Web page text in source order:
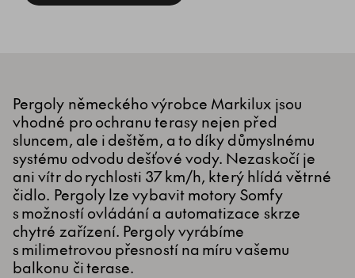
Pergoly německého výrobce Markilux jsou
vhodné pro ochranu terasy nejen před
sluncem, ale i deštěm, a to díky důmyslnému
systému odvodu dešťové vody. Nezaskočí je
ani vítr do rychlosti 37 km/h, který hlídá větrné
čidlo. Pergoly lze vybavit motory Somfy
s možností ovládání a automatizace skrze
chytré zařízení. Pergoly vyrábíme
s milimetrovou přesností na míru vašemu
balkonu či terase.